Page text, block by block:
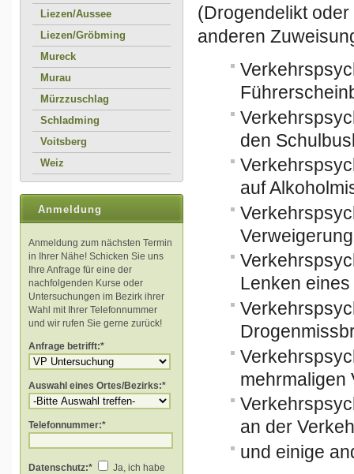
Liezen/Aussee
Liezen/Gröbming
Mureck
Murau
Mürzzuschlag
Schladming
Voitsberg
Weiz
Anmeldung
Anmeldung zum nächsten Termin
in Ihrer Nähe! Schicken Sie uns
Ihre Anfrage für eine der
nachfolgenden Kurse oder
Untersuchungen im Bezirk ihrer
Wahl mit Ihrer Telefonnummer
und wir rufen Sie gerne zurück!
Anfrage betrifft:*
Auswahl eines Ortes/Bezirks:*
Telefonnummer:*
Datenschutz:*
Ja, ich habe
(Drogendelikt
anderen
den
auf
Lenken
mehrmaligen
an der
und einige